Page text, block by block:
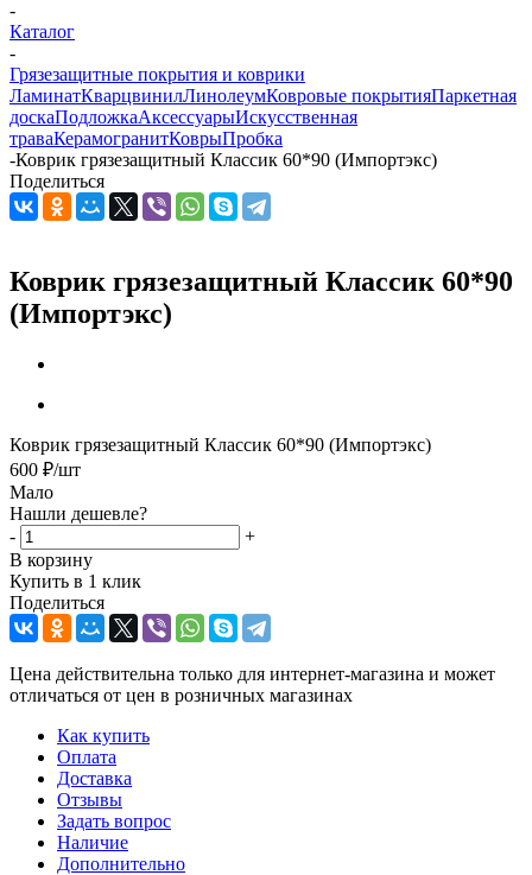
-
Каталог
-
Грязезащитные покрытия и коврики
ЛаминатКварцвинилЛинолеумКовровые покрытияПаркетная
доскаПодложкаАксессуарыИскусственная
траваКерамогранитКоврыПробка
-Коврик грязезащитный Классик 60*90 (Импортэкс)
Поделиться
Коврик грязезащитный Классик 60*90
(Импортэкс)
Коврик грязезащитный Классик 60*90 (Импортэкс)
600 ₽/шт
Мало
Нашли дешевле?
-
+
В корзину
Купить в 1 клик
Поделиться
Цена действительна только для интернет-магазина и может
отличаться от цен в розничных магазинах
Как купить
Оплата
Доставка
Отзывы
Задать вопрос
Наличие
Дополнительно